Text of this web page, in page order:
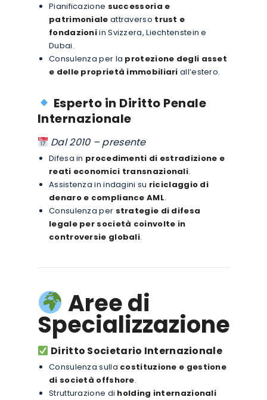
Pianificazione successoria e
patrimoniale attraverso trust e
fondazioniin Svizzera, Liechtenstein e
Dubai.
Consulenza per la protezione degli asset
e delle proprietà immobiliari all’estero.
Esperto in Diritto Penale
Internazionale
Dal 2010 – presente
Difesa in procedimenti di estradizione e
reati economici transnazionali.
Assistenza in indagini su riciclaggio di
denaro e compliance AML.
Consulenza per strategie di difesa
legale per società coinvolte in
controversie globali.
Aree di
Specializzazione
Diritto Societario Internazionale
Consulenza sulla costituzione e gestione
di società offshore.
Strutturazione di holding internazionali